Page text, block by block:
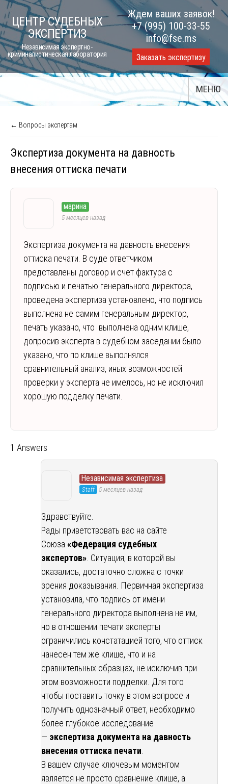
Skip
to
content
ЦЕНТР СУДЕБНЫХ
ЭКСПЕРТИЗ
Независимая экспертно-
криминалистическая лаборатория
Ждем ваших заявок!
+7 (995) 100-33-55
info@fse.ms
Заказать экспертизу
МЕНЮ
← Вопросы экспертам
Экспертиза документа на давность
внесения оттиска печати
марина
5 месяцев назад
Экспертиза документа на давность внесения
оттиска печати. В суде ответчиком
представлены договор и счет фактура с
подписью и печатью генерального директора,
проведена экспертиза установлено, что подпись
выполнена не самим генеральным директор,
печать указано, что выполнена одним клише,
допросив эксперта в судебном заседании было
указано, что по клише выполнялся
сравнительный анализ, иных возможностей
проверки у эксперта не имелось, но не исключил
хорошую подделку печати.
1 Answers
Независимая экспертиза
Staff 5 месяцев назад
Здравствуйте.
Рады приветствовать вас на сайте
Союза «Федерация судебных
экспертов» . Ситуация, в которой вы
оказались, достаточно сложна с точки
зрения доказывания. Первичная экспертиза
установила, что подпись от имени
генерального директора выполнена не им,
но в отношении печати эксперты
ограничились констатацией того, что оттиск
нанесен тем же клише, что и на
сравнительных образцах, не исключив при
этом возможности подделки. Для того
чтобы поставить точку в этом вопросе и
получить однозначный ответ, необходимо
более глубокое исследование
— экспертиза документа на давность
внесения оттиска печати
В вашем случае ключевым моментом
является не просто сравнение клише, а